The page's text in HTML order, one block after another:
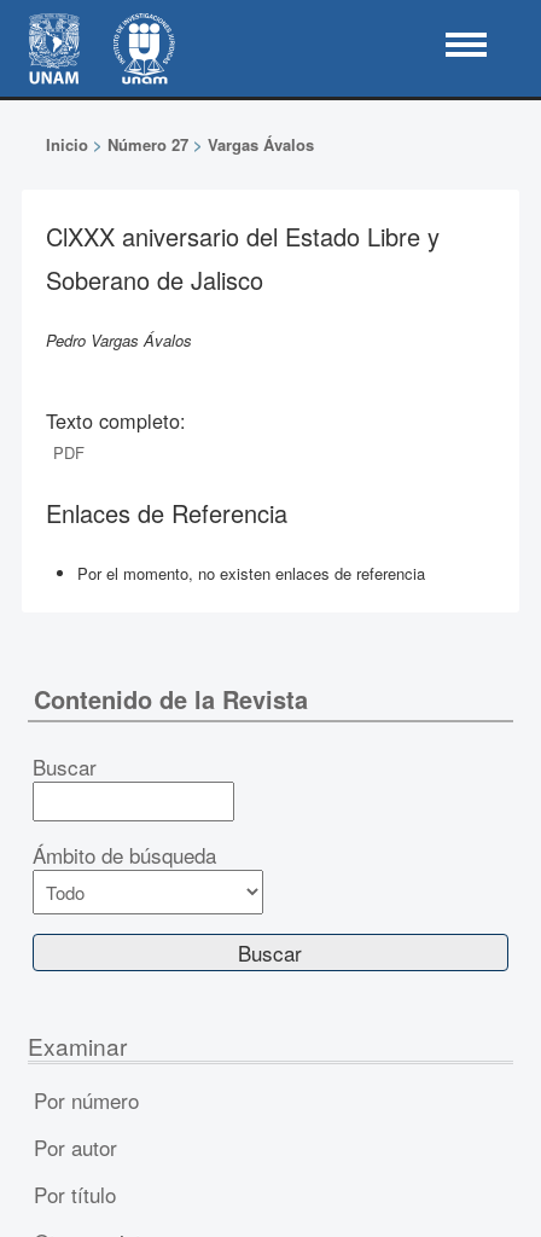
Inicio> Número 27> Vargas Ávalos
ClXXX aniversario del Estado Libre y
Soberano de Jalisco
Pedro Vargas Ávalos
Texto completo:
PDF
Enlaces de Referencia
Por el momento, no existen enlaces de referencia
Contenido de la Revista
Buscar
Ámbito de búsqueda
Examinar
Por número
Por autor
Por título